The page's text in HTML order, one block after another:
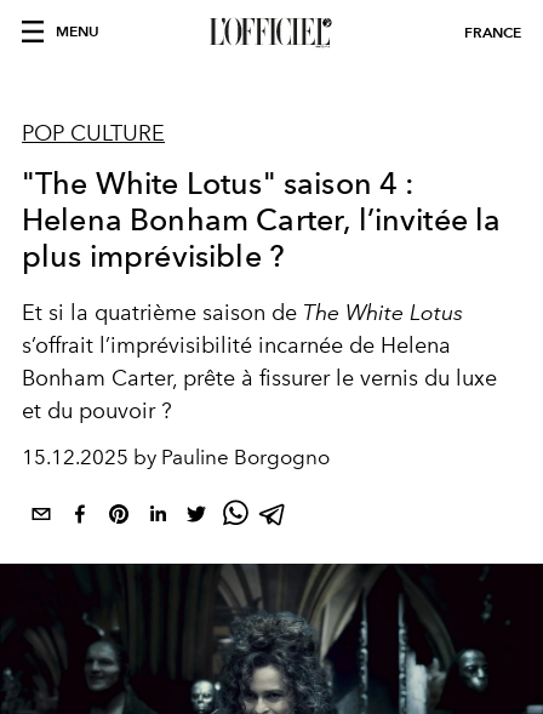
MENU FRANCE
POP CULTURE
"The White Lotus" saison 4 :
Helena Bonham Carter, l’invitée la
plus imprévisible ?
Et si la quatrième saison de The White Lotus
s’offrait l’imprévisibilité incarnée de Helena
Bonham Carter, prête à fissurer le vernis du luxe
et du pouvoir ?
15.12.2025 by Pauline Borgogno